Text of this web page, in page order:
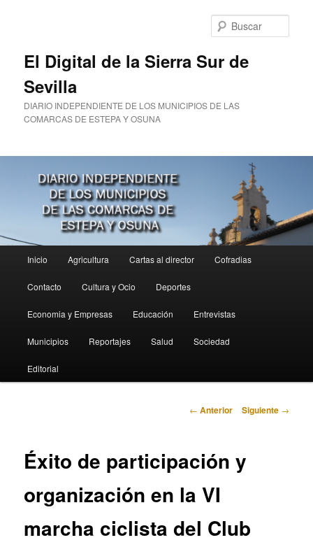
El Digital de la Sierra Sur de
Sevilla
DIARIO INDEPENDIENTE DE LOS MUNICIPIOS DE LAS
COMARCAS DE ESTEPA Y OSUNA
principal
Inicio Agricultura Cartas al director Cofradias
Contacto Cultura y Ocio Deportes
Economia y Empresas Educación Entrevistas
Municipios Reportajes Salud Sociedad
Editorial
Navegación
← Anterior Siguiente →
Éxito de participación y
organización en la VI
marcha ciclista del Club